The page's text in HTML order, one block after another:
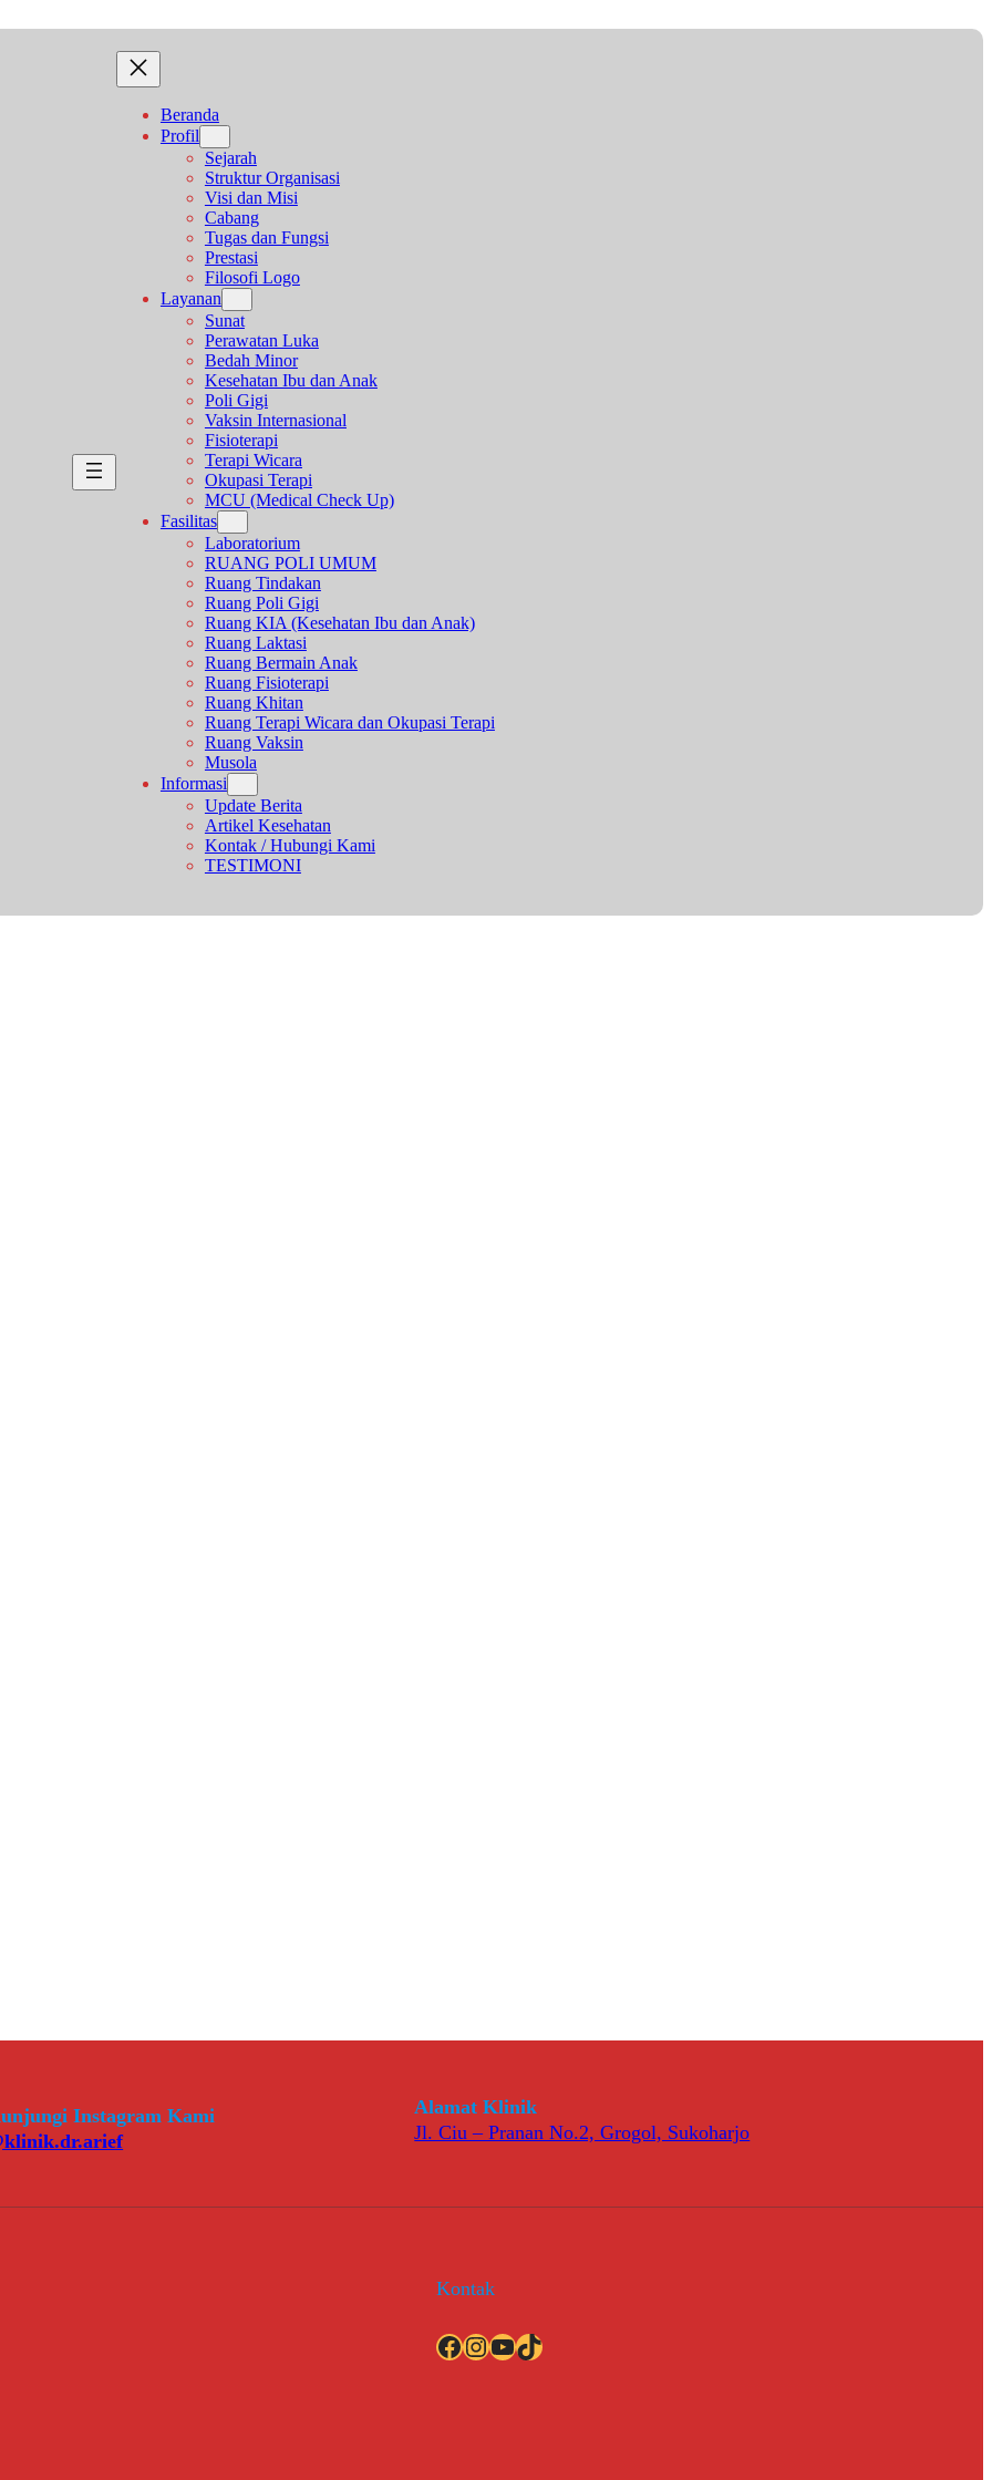
Beranda
Profil
Sejarah
Struktur Organisasi
Visi dan Misi
Cabang
Tugas dan Fungsi
Prestasi
Filosofi Logo
Layanan
Sunat
Perawatan Luka
Bedah Minor
Kesehatan Ibu dan Anak
Poli Gigi
Vaksin Internasional
Fisioterapi
Terapi Wicara
Okupasi Terapi
MCU (Medical Check Up)
Fasilitas
Laboratorium
RUANG POLI UMUM
Ruang Tindakan
Ruang Poli Gigi
Ruang KIA (Kesehatan Ibu dan Anak)
Ruang Laktasi
Ruang Bermain Anak
Ruang Fisioterapi
Ruang Khitan
Ruang Terapi Wicara dan Okupasi Terapi
Ruang Vaksin
Musola
Informasi
Update Berita
Artikel Kesehatan
Kontak / Hubungi Kami
TESTIMONI
Instagram Kami
Alamat Klinik
Jl. Ciu – Pranan No.2, Grogol, Sukoharjo
Kontak
Facebook InstagramYouTube TikTok